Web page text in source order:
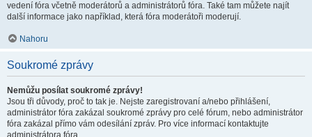
vedení fóra včetně moderátorů a administrátorů fóra. Také tam můžete najít
další informace jako například, která fóra moderátoři moderují.
Nahoru
Soukromé zprávy
Nemůžu posílat soukromé zprávy!
Jsou tři důvody, proč to tak je. Nejste zaregistrovaní a/nebo přihlášení,
administrátor fóra zakázal soukromé zprávy pro celé fórum, nebo administrátor
fóra zakázal přímo vám odesílání zpráv. Pro více informací kontaktujte
administrátora fóra.